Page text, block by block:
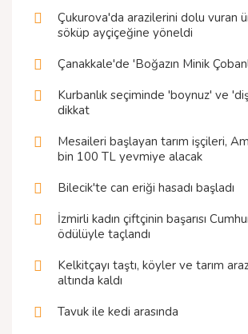
Çukurova'da arazilerini dolu vuran
söküp ayçiçeğine yöneldi
Çanakkale'de 'Boğazın Minik
Kurbanlık seçiminde 'boynuz' ve
dikkat
Mesaileri başlayan tarım işçileri,
bin 100 TL yevmiye alacak
Bilecik'te can eriği hasadı başladı
İzmirli kadın çiftçinin başarısı
ödülüyle taçlandı
Kelkitçayı taştı, köyler ve tarım
altında kaldı
Tavuk ile kedi arasında